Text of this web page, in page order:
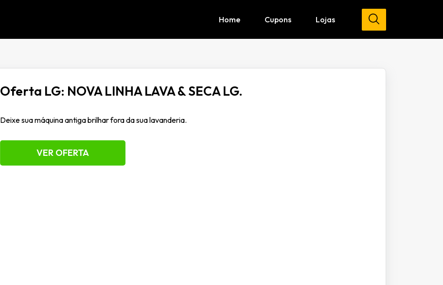
Home Cupons Lojas
Oferta LG: NOVA LINHA LAVA & SECA LG.
Deixe sua máquina antiga brilhar fora da sua lavanderia.
VER OFERTA